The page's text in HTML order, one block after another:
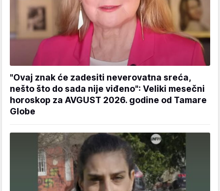
"Ovaj znak će zadesiti neverovatna sreća,
nešto što do sada nije viđeno": Veliki mesečni
horoskop za AVGUST 2026. godine od Tamare
Globe